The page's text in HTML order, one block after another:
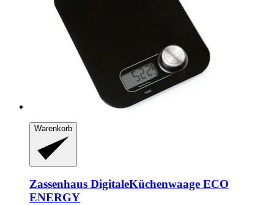
Warenkorb
Zassenhaus DigitaleKüchenwaage ECO
ENERGY